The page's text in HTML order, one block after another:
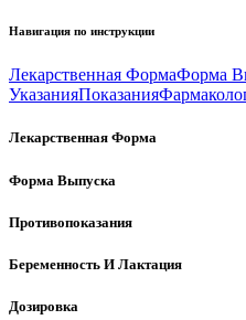
Навигация по инструкции
Лекарственная ФормаФорма
УказанияПоказания
Лекарственная Форма
Форма Выпуска
Противопоказания
Беременность И Лактация
Дозировка